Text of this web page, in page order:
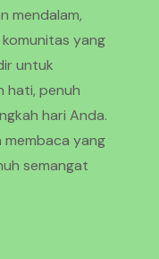
mendalam,
yang
untuk
hati, penuh
hari Anda.
membaca yang
semangat